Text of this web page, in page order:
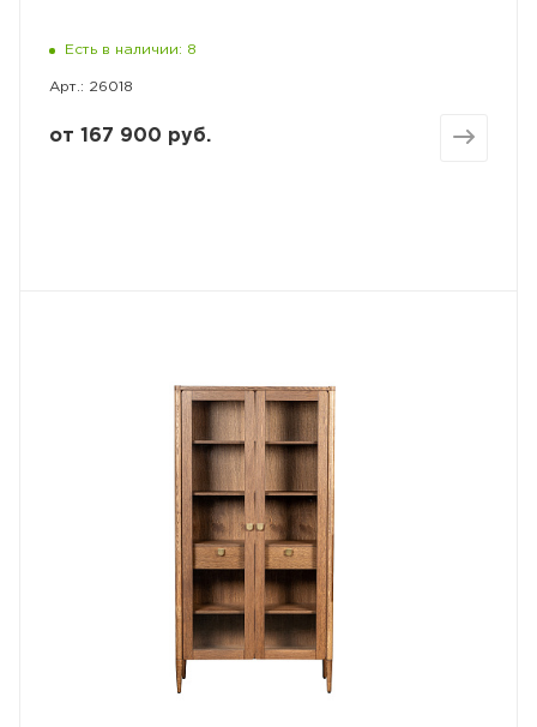
Есть в наличии: 8
Арт.: 26018
от 167 900 руб.